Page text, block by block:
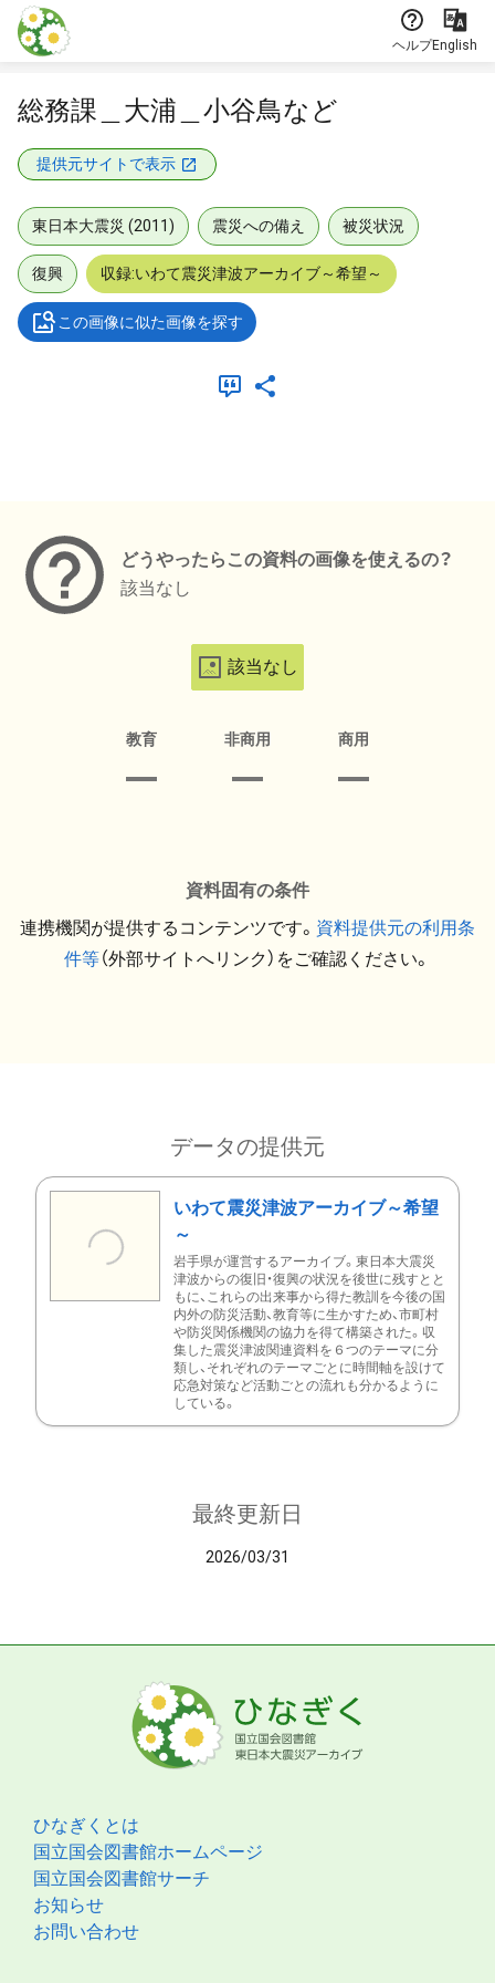
本文に飛ぶ
ヘルプEnglish
総務課＿大浦＿小谷鳥など
提供元サイトで表示
東日本大震災 (2011) 震災への備え 被災状況
復興 収録:いわて震災津波アーカイブ～希望～
この画像に似た画像を探す
どうやったらこの資料の画像を使えるの？
該当なし
該当なし
教育 非商用 商用
資料固有の条件
連携機関が提供するコンテンツです。 資料提供元の利用条
件等（外部サイトへリンク）をご確認ください。
データの提供元
いわて震災津波アーカイブ～希望
～
岩手県が運営するアーカイブ。東日本大震災
津波からの復旧・復興の状況を後世に残すとと
もに、これらの出来事から得た教訓を今後の国
内外の防災活動、教育等に生かすため、市町村
や防災関係機関の協力を得て構築された。収
集した震災津波関連資料を６つのテーマに分
類し、それぞれのテーマごとに時間軸を設けて
応急対策など活動ごとの流れも分かるように
している。
最終更新日
2026/03/31
ひなぎくとは
国立国会図書館ホームページ
国立国会図書館サーチ
お知らせ
お問い合わせ